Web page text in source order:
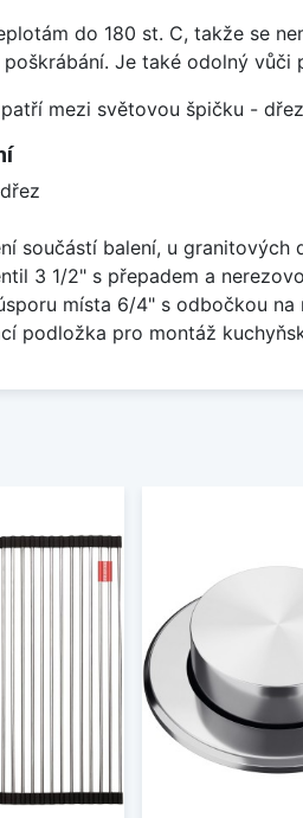
do 180 st. C, takže se
Je také odolný
mezi světovou špičku -
součástí balení, u
3 1/2" s přepadem a
místa 6/4" s odbočkou na
podložka pro montáž